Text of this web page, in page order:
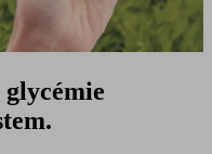
glycémie